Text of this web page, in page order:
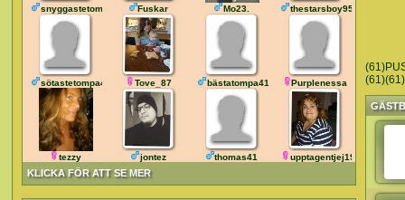
KLICKA FÖR ATT SE MER
snyggastetompa43 Fuskar Mo23. thestarsboy95
sötastetompa42 Tove_87 bästatompa41 Purplenessa
tezzy jontez thomas41 upptagentjej1984
(61)(61)